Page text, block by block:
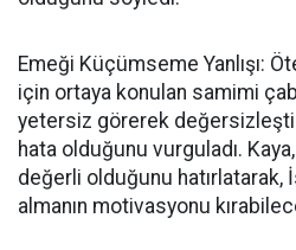
Emeği Küçümseme Yanlışı:
için ortaya konulan samimi
yetersiz görerek
hata olduğunu vurguladı. Kaya,
değerli olduğunu
almanın motivasyonu